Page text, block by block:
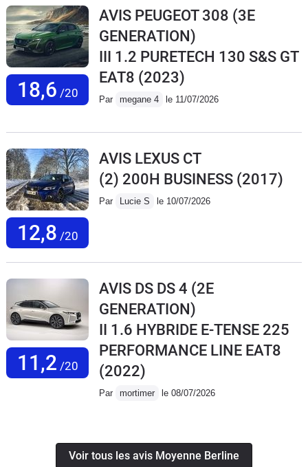
18,6 /20
AVIS PEUGEOT 308 (3E
GENERATION)
III 1.2 PURETECH 130 S&S GT
EAT8 (2023)
Par megane 4 le 11/07/2026
12,8 /20
AVIS LEXUS CT
(2) 200H BUSINESS (2017)
Par Lucie S le 10/07/2026
11,2 /20
AVIS DS DS 4 (2E
GENERATION)
II 1.6 HYBRIDE E-TENSE 225
PERFORMANCE LINE EAT8
(2022)
Par mortimer le 08/07/2026
Voir tous les avis Moyenne Berline